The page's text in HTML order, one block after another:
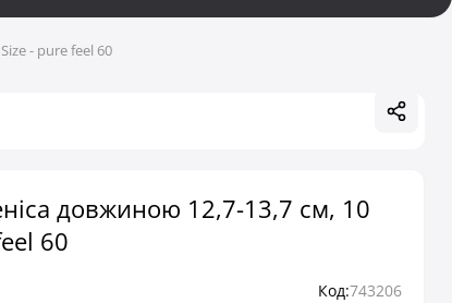
- pure feel 60
довжиною 12,7-13,7 см, 10
60
Код:743206